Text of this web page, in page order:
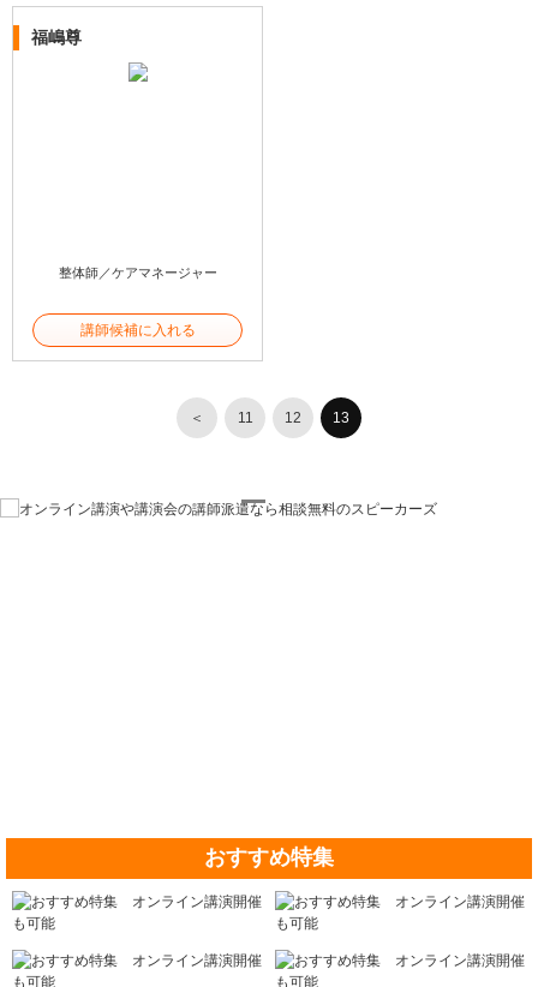
福嶋尊
整体師／ケアマネージャー
講師候補に入れる
＜ 11 12 13
おすすめ特集